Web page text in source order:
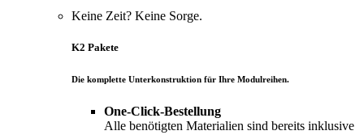
Keine Zeit? Keine Sorge.
K2 Pakete
Die komplette Unterkonstruktion für Ihre Modulreihen.
One-Click-Bestellung
Alle benötigten Materialien sind bereits inklusive